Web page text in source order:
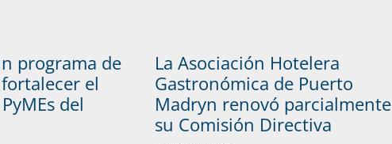
programa de
el
del
La Asociación Hotelera
Gastronómica de Puerto
Madryn renovó parcialmente
su Comisión Directiva